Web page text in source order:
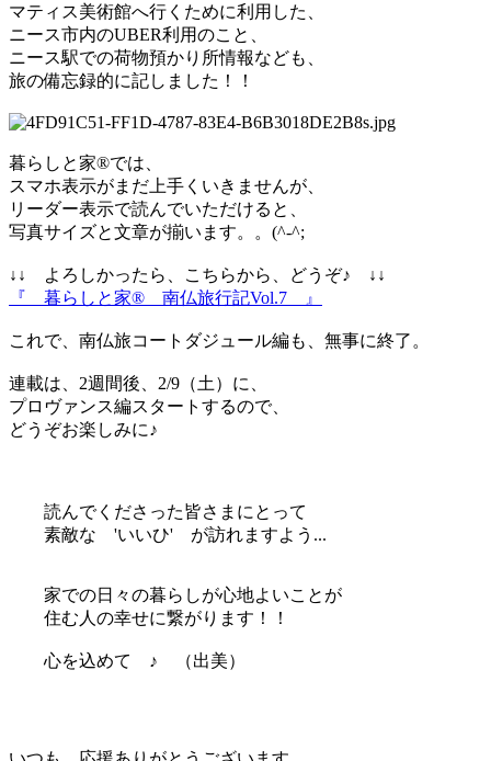
マティス美術館へ行くために利用した、
ニース市内のUBER利用のこと、
ニース駅での荷物預かり所情報なども、
旅の備忘録的に記しました！！
暮らしと家®では、
スマホ表示がまだ上手くいきませんが、
リーダー表示で読んでいただけると、
写真サイズと文章が揃います。。(^-^;
↓↓ よろしかったら、こちらから、どうぞ♪ ↓↓
『 暮らしと家® 南仏旅行記Vol.7 』
これで、南仏旅コートダジュール編も、無事に終了。
連載は、2週間後、2/9（土）に、
プロヴァンス編スタートするので、
どうぞお楽しみに♪
読んでくださった皆さまにとって
素敵な 'いいひ' が訪れますよう...
家での日々の暮らしが心地よいことが
住む人の幸せに繋がります！！
心を込めて ♪ （出美）